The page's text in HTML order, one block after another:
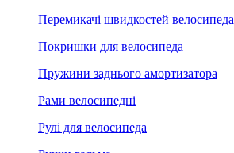
Перемикачі швидкостей велосипеда
Покришки для велосипеда
Пружини заднього амортизатора
Рами велосипедні
Рулі для велосипеда